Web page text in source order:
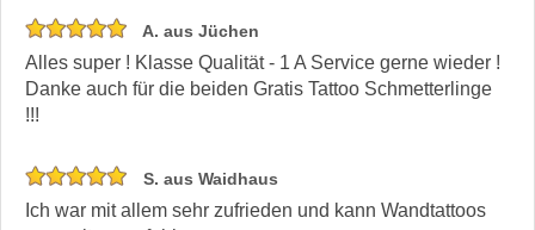
A. aus Jüchen
Alles super ! Klasse Qualität - 1 A Service gerne wieder !
Danke auch für die beiden Gratis Tattoo Schmetterlinge
!!!
S. aus Waidhaus
Ich war mit allem sehr zufrieden und kann Wandtattoos